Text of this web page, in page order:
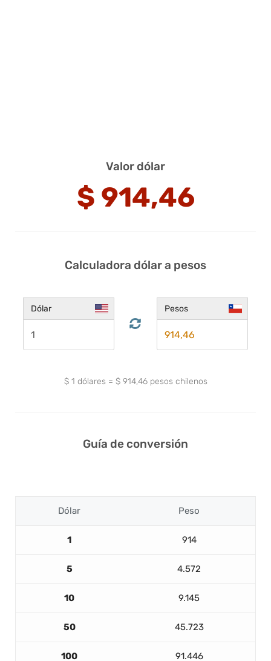
Valor dólar
$ 914,46
Calculadora dólar a pesos
Dólar Pesos
$ 1 dólares = $ 914,46pesos chilenos
Guía de conversión
Dólar Peso
1 914
5 4.572
10 9.145
50 45.723
100 91.446